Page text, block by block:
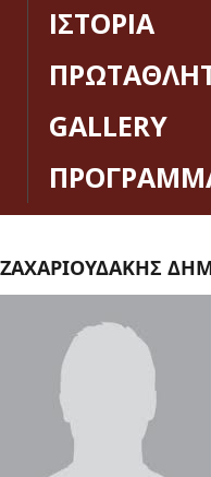
ΙΣΤΟΡΙΑ
GALLERY
ΖΑΧΑΡΙΟΥΔΑΚΗΣ